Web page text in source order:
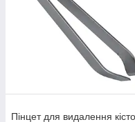
Пінцет для видалення